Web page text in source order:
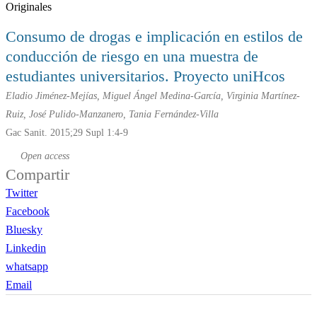
Originales
Consumo de drogas e implicación en estilos de
conducción de riesgo en una muestra de
estudiantes universitarios. Proyecto uniHcos
Eladio Jiménez-Mejías, Miguel Ángel Medina-García, Virginia Martínez-
Ruiz, José Pulido-Manzanero, Tania Fernández-Villa
Gac Sanit. 2015;29 Supl 1:4-9
Open access
Compartir
Twitter
Facebook
Bluesky
Linkedin
whatsapp
Email